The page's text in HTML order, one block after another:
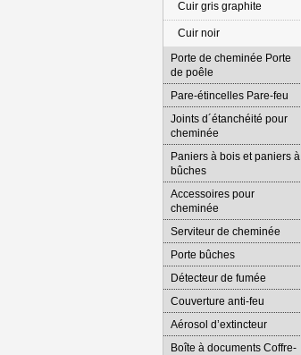
Cuir gris graphite
Cuir noir
Porte de cheminée Porte
de poêle
Pare-étincelles Pare-feu
Joints d´étanchéité pour
cheminée
Paniers à bois et paniers à
bûches
Accessoires pour
cheminée
Serviteur de cheminée
Porte bûches
Détecteur de fumée
Couverture anti-feu
Aérosol d’extincteur
Boîte à documents Coffre-